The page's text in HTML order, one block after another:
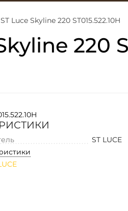
Luce Skyline 220 ST015.522.10H
220
ST LUCE